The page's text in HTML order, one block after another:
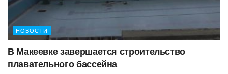
НОВОСТИ
В Макеевке завершается строительство
плавательного бассейна